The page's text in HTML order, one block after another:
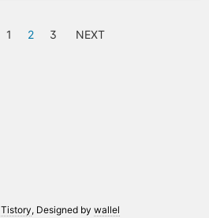
1 2 3 NEXT
Tistory, Designed by wallel